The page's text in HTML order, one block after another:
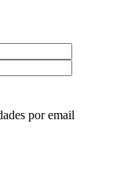
por email